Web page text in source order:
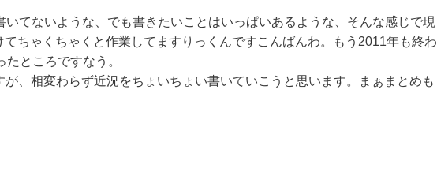
いてないような、でも書きたいことはいっぱいあるような、そんな感じで現
ちゃくちゃくと作業してますりっくんですこんばんわ。もう2011年も終わ
ところですなう。
、相変わらず近況をちょいちょい書いていこうと思います。まぁまとめも